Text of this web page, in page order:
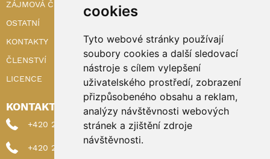
cookies
Tyto webové stránky používají
soubory cookies a další sledovací
nástroje s cílem vylepšení
uživatelského prostředí, zobrazení
přizpůsobeného obsahu a reklam,
analýzy návštěvnosti webových
stránek a zjištění zdroje
návštěvnosti.
ZÁJMOVÁ ČINNOST
OSTATNÍ
KONTAKTY
ČLENSTVÍ
LICENCE
KONTAKTY
+420 222 898 224 (sekretariat)
+420 222 898 221 (členství)